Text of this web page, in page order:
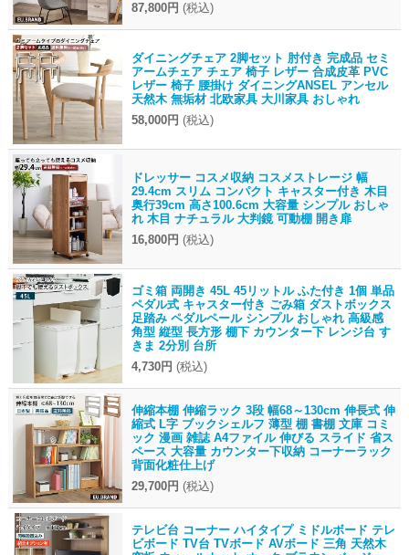
87,800円 (税込)
ダイニングチェア 2脚セット 肘付き 完成品 セミ
アームチェア チェア 椅子 レザー 合成皮革 PVC
レザー 椅子 腰掛け ダイニングANSEL アンセル
天然木 無垢材 北欧家具 大川家具 おしゃれ
58,000円 (税込)
ドレッサー コスメ収納 コスメストレージ 幅
29.4cm スリム コンパクト キャスター付き 木目
奥行39cm 高さ100.6cm 大容量 シンプル おしゃ
れ 木目 ナチュラル 大判鏡 可動棚 開き扉
16,800円 (税込)
ゴミ箱 両開き 45L 45リットル ふた付き 1個 単品
ペダル式 キャスター付き ごみ箱 ダストボックス
足踏み ペダルペール シンプル おしゃれ 高級感
角型 縦型 長方形 棚下 カウンター下 レンジ台 す
きま 2分別 台所
4,730円 (税込)
伸縮本棚 伸縮ラック 3段 幅68～130cm 伸長式 伸
縮式 L字 ブックシェルフ 薄型 棚 書棚 文庫 コミ
ック 漫画 雑誌 A4ファイル 伸びる スライド 省ス
ペース 大容量 カウンター下収納 コーナーラック
背面化粧仕上げ
29,700円 (税込)
テレビ台 コーナー ハイタイプ ミドルボード テレ
ビボード TV台 TVボード AVボード 三角 天然木